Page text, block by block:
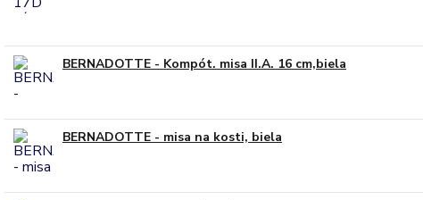
BERNADOTTE - Kompót. misa II.A. 16 cm,biela
BERNADOTTE - misa na kosti, biela